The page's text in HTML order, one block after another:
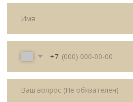
© All Right Reserved. 2025.
Политика
325169000100092